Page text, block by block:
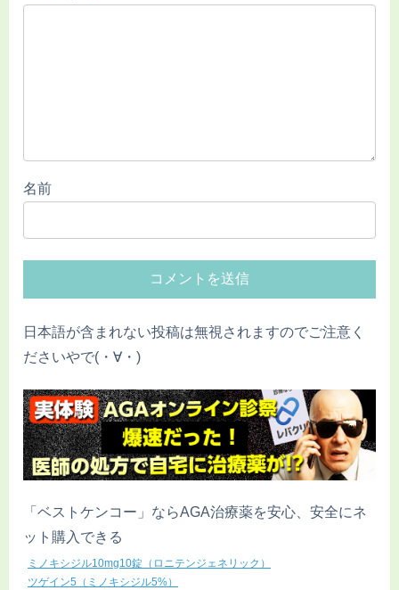
名前
日本語が含まれない投稿は無視されますのでご注意く
ださいやで(・∀・)
「ベストケンコー」ならAGA治療薬を安心、安全にネ
ット購入できる
ミノキシジル10mg10錠（ロニテンジェネリック）
ツゲイン5（ミノキシジル5%）